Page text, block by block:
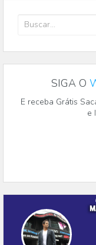
SIGA O
E receba Grátis
e